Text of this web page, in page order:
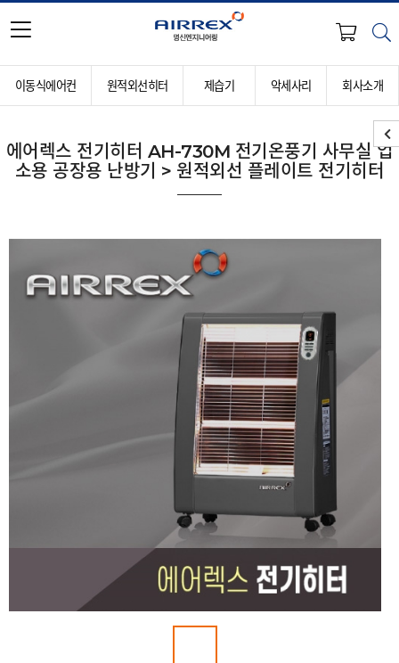
이동식에어컨 원적외선히터 제습기 악세사리 회사소개
에어렉스 전기히터 AH-730M 전기온풍기 사무실 업
소용 공장용 난방기 > 원적외선 플레이트 전기히터